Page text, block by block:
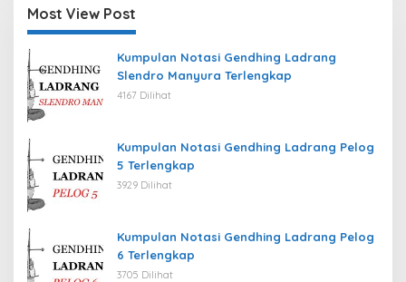
Most View Post
Kumpulan Notasi Gendhing Ladrang
Slendro Manyura Terlengkap
4167 Dilihat
Kumpulan Notasi Gendhing Ladrang Pelog
5 Terlengkap
3929 Dilihat
Kumpulan Notasi Gendhing Ladrang Pelog
6 Terlengkap
3705 Dilihat